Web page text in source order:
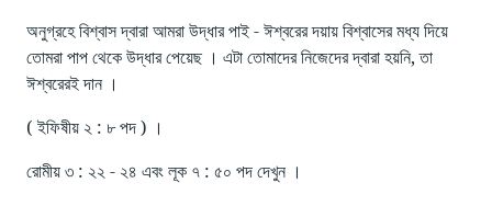
অনুগ্রহে বিশ্বাস দ্বারা আমরা উদ্ধার পাই - ঈশ্বরের দয়ায় বিশ্বাসের মধ্য দিয়ে
তোমরা পাপ থেকে উদ্ধার পেয়েছ । এটা তোমাদের নিজেদের দ্বারা হয়নি, তা
ঈশ্বরেরই দান ।
( ইফিষীয় ২ : ৮ পদ ) ।
রোমীয় ৩ : ২২ - ২৪ এবং লূক ৭ : ৫০ পদ দেখুন ।